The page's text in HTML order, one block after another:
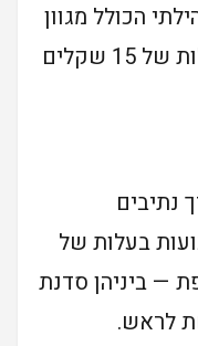
הכולל מגוון
פעילויות, סדנאות ויצירה בעלות של 15 שקלים
נתיבים
בעלות של
— ביניהן סדנת
לראש.